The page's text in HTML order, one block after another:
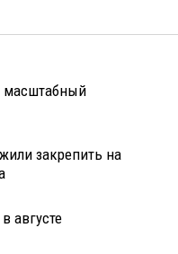
масштабный
закрепить на
августе